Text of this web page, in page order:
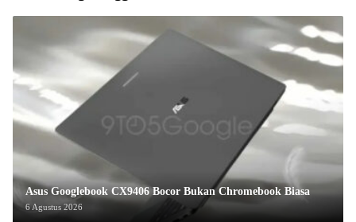
Asus Googlebook CX9406 Bocor Bukan Chromebook Biasa
6 Agustus 2026